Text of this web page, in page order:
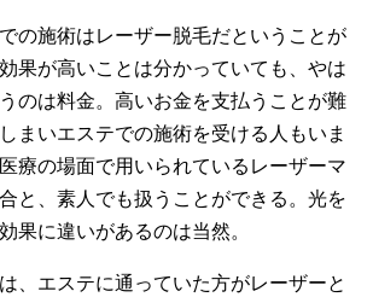
の施術はレーザー脱毛だということが
果が高いことは分かっていても、やは
のは料金。高いお金を支払うことが難
まいエステでの施術を受ける人もいま
療の場面で用いられているレーザーマ
と、素人でも扱うことができる。光を
果に違いがあるのは当然。
、エステに通っていた方がレーザーと